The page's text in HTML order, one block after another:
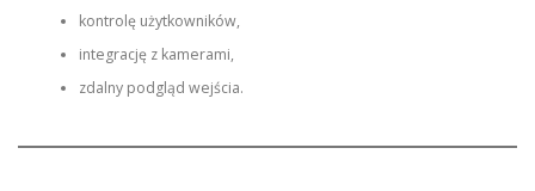
kontrolę użytkowników,
integrację z kamerami,
zdalny podgląd wejścia.